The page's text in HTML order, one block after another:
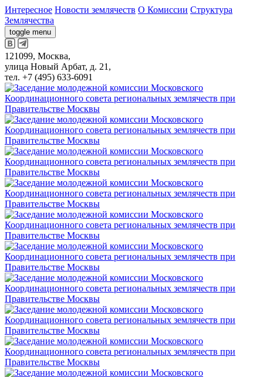
Интересное Новости землячеств О Комиссии Структура
Землячества
toggle menu
121099, Москва,
улица Новый Арбат, д. 21,
тел. +7 (495) 633-6091